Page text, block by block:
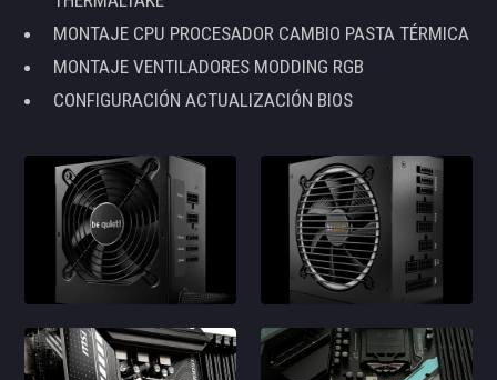
MONTAJE CPU PROCESADOR CAMBIO PASTA TÉRMICA
MONTAJE VENTILADORES MODDING RGB
CONFIGURACIÓN ACTUALIZACIÓN BIOS